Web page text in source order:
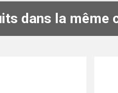
dans la même